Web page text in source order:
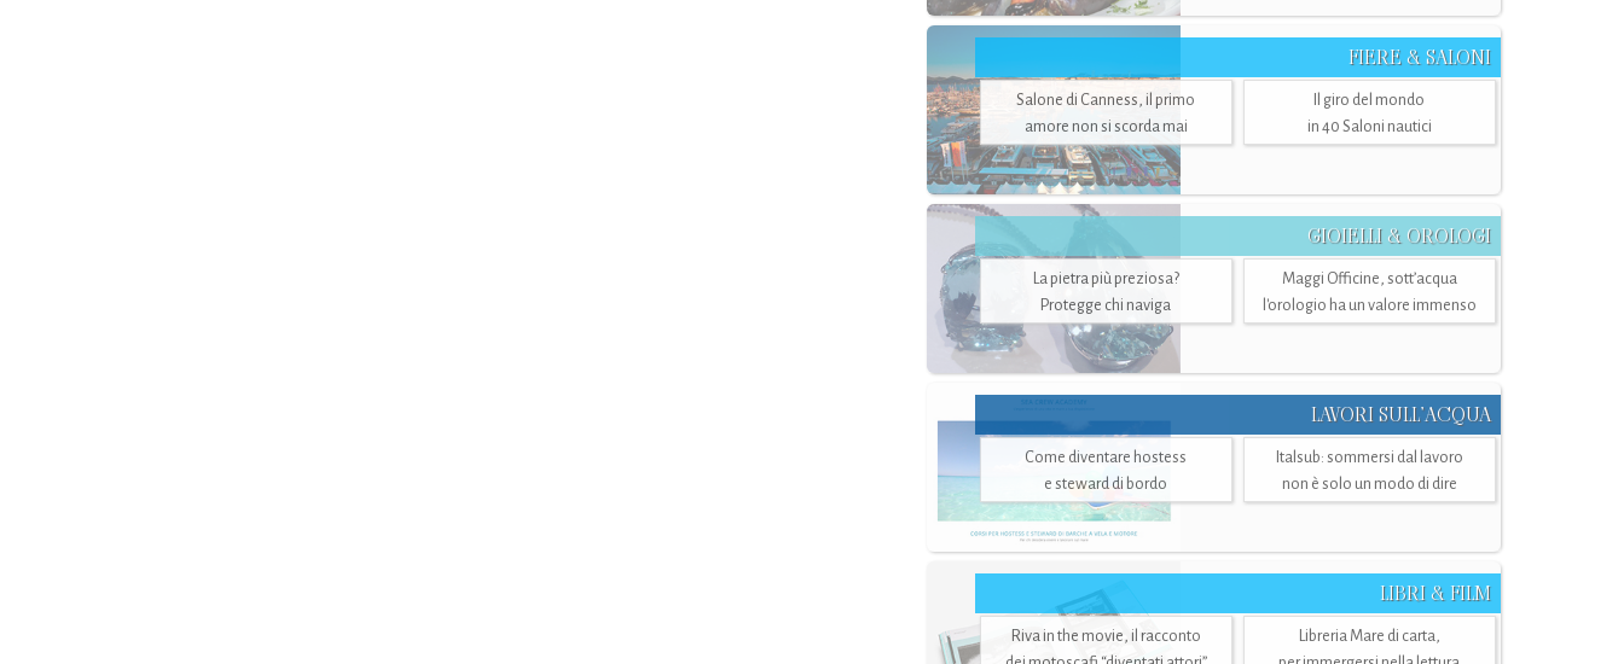
FIERE & SALONI
Salone di Canness, il primo
amore non si scorda mai
Il giro del mondo
in 40 Saloni nautici
GIOIELLI & OROLOGI
La pietra più preziosa?
Protegge chi naviga
Maggi Officine, sott’acqua
l'orologio ha un valore immenso
LAVORI SULL’ACQUA
Come diventare hostess
e steward di bordo
Italsub: sommersi dal lavoro
non è solo un modo di dire
LIBRI & FILM
Riva in the movie, il racconto
Libreria Mare di carta,